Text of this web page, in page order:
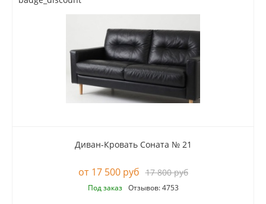
Диван-Кровать Соната № 21
17 500 руб 17 800 руб
Под заказ Отзывов: 4753